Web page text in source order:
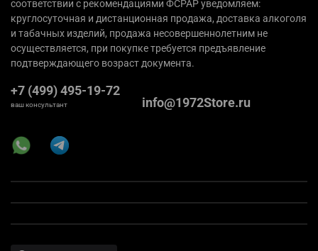
+7 (499) 495-19-72
ваш консультант info@1972Store.ru
соответствии с рекомендациями ФСРАР уведомляем:
круглосуточная и дистанционная продажа, доставка алкоголя
и табачных изделий, продажа несовершеннолетним не
осуществляется, при покупке требуется предъявление
подтверждающего возраст документа.